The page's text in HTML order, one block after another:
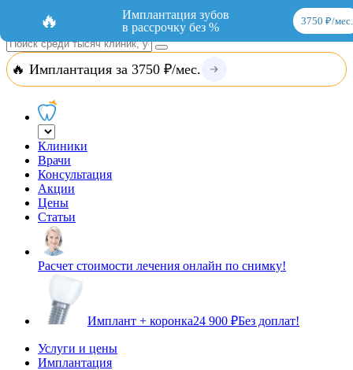
Добавить организациюВход
🔥 Имплантация за 3750 ₽/мес.
Клиники
Врачи
Консультация
Акции
Цены
Статьи
Расчет стоимости лечения онлайн по снимку!
Имплант + коронка24 900 ₽Без доплат!
Услуги и цены
Имплантация
🔥
Имплантация зубов
в рассрочку без %
3750 ₽/мес.